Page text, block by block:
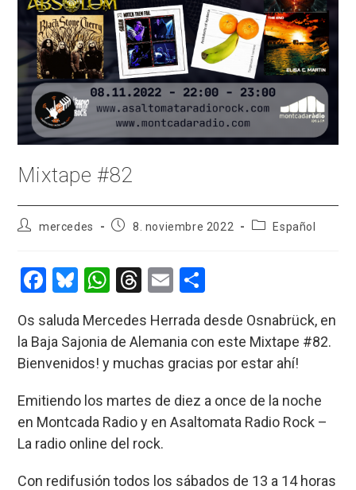
Mixtape #82
Autor
entrada:
mercedes
Publicación
entrada:
8. noviembre 2022
Categoría
Español
F
ce
b
o
k
Bl
es
ky
W
at
s
p
p
T
e
a
s
E
ail m
p
ar
tir
Os saluda Mercedes Herrada desde Osnabrück, en
la Baja Sajonia de Alemania con este Mixtape #82.
Bienvenidos! y muchas gracias por estar ahí!
Emitiendo los martes de diez a once de la noche
en Montcada Radio y en Asaltomata Radio Rock –
La radio online del rock.
Con redifusión todos los sábados de 13 a 14 horas